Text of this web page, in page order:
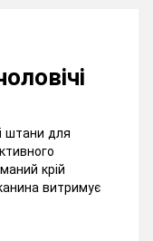
штани для
крій
витримує